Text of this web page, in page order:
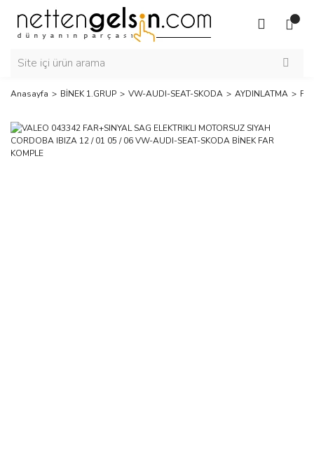
Anasayfa BİNEK 1.GRUP VW-AUDI-SEAT-SKODA AYDINLATMA